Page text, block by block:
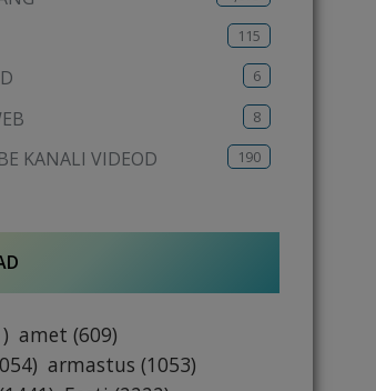
115
6
8
KANALI VIDEOD 190
amet (609)
armastus (1053)